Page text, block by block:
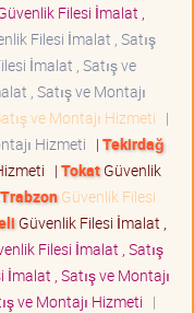
Filesi İmalat ,
Filesi İmalat , Satış
İmalat , Satış ve
, Satış ve Montajı
ve Montajı Hizmeti |
Hizmeti | Tekirdağ
| TokatGüvenlik
TrabzonGüvenlik Filesi
Güvenlik Filesi İmalat ,
Filesi İmalat , Satış
, Satış ve Montajı
ve Montajı Hizmeti |